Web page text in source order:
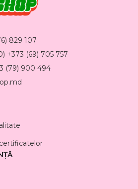
829 107
+373 (69) 705 757
(79) 900 494